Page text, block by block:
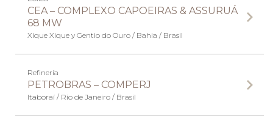
CEA – COMPLEXO CAPOEIRAS & ASSURUÁ
68 MW
Xique Xique y Gentio do Ouro / Bahia / Brasil
Refinería
PETROBRAS – COMPERJ
Itaboraí / Rio de Janeiro / Brasil